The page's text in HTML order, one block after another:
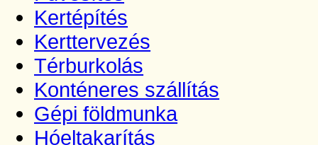
Kertépítés
Kerttervezés
Térburkolás
Konténeres szállítás
Gépi földmunka
Hóeltakarítás